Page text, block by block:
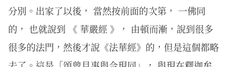
分別。出家了以後， 當然按前面的次第， 一佛同
的， 也就說到 《 華嚴經 》， 由頓而漸，說到很多
很多的法門，然後才說《法華經》的，但是這個都略